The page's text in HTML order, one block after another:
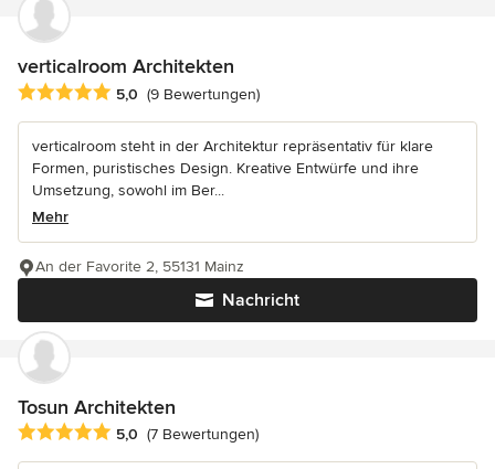
verticalroom Architekten
Durchschnittliche Bewertung: 5 von 5 Sternen
5,0 (9 Bewertungen)
verticalroom steht in der Architektur repräsentativ für klare
Formen, puristisches Design. Kreative Entwürfe und ihre
Umsetzung, sowohl im Ber...
Mehr
Nachricht
An der Favorite 2, 55131 Mainz
Tosun Architekten
Durchschnittliche Bewertung: 5 von 5 Sternen
5,0 (7 Bewertungen)